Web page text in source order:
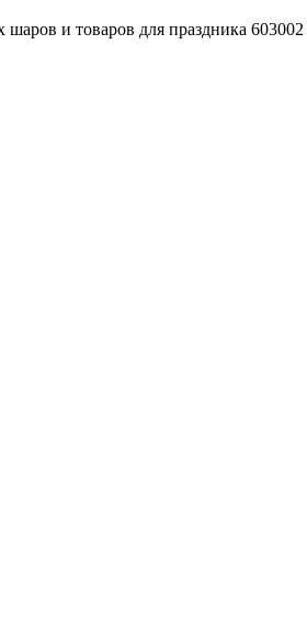
и товаров для праздника 603002